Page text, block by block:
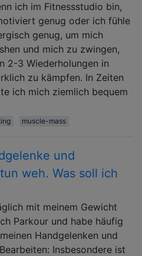
ich im Fitnessstudio bin,
genug oder ich fühle
genug, um mich
und mich zu zwingen,
2-3 Wiederholungen in
zu kämpfen. In Zeiten
ich mich ziemlich bequem
muscle-mass
und
weh. Was soll ich
mit meinem Gewicht
Parkour und habe häufig
Handgelenken und
Insbesondere ist